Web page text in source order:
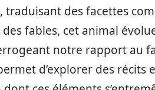
des facettes
fables, cet animal
notre rapport au
d’explorer des récits